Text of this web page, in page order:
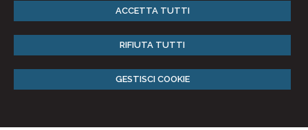
ACCETTA TUTTI
RIFIUTA TUTTI
GESTISCI COOKIE